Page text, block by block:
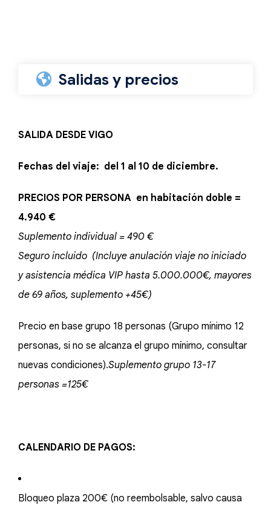
Salidas y precios
SALIDA DESDE VIGO
Fechas del viaje: del 1 al 10 de diciembre.
PRECIOS POR PERSONA en habitación doble =
4.940 €
Suplemento individual = 490 €
Seguro incluido (Incluye anulación viaje no iniciado
y asistencia médica VIP hasta 5.000.000€, mayores
de 69 años, suplemento +45€)
Precio en base grupo 18 personas (Grupo mínimo 12
personas, si no se alcanza el grupo mínimo, consultar
nuevas condiciones).Suplemento grupo 13-17
personas =125€
CALENDARIO DE PAGOS:
Bloqueo plaza 200€ (no reembolsable, salvo causa